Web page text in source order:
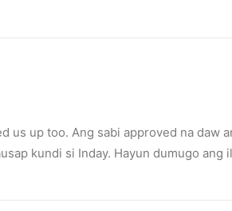
us up too. Ang sabi approved na daw
kundi si Inday. Hayun dumugo ang